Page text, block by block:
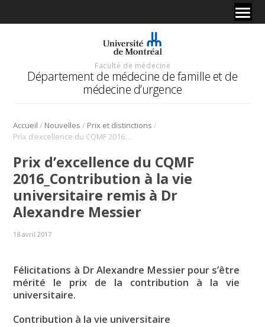
Faculté de médecine
Département de médecine de famille et de
médecine d’urgence
Accueil / Nouvelles / Prix et distinctions /
Prix d’excellence du CQMF 2016_Contribution à la vie universitaire remis à Dr Alexandre Messier
Prix d’excellence du CQMF
2016_Contribution à la vie
universitaire remis à Dr
Alexandre Messier
18 avril 2017
Félicitations à Dr Alexandre Messier pour s’être
mérité le prix de la contribution à la vie
universitaire.
Contribution à la vie universitaire